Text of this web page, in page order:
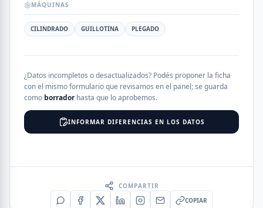
MÁQUINAS
CILINDRADO GUILLOTINA PLEGADO
¿Datos incompletos o desactualizados? Podés proponer la ficha
con el mismo formulario que revisamos en el panel; se guarda
como borradorhasta que lo aprobemos.
INFORMAR DIFERENCIAS EN LOS DATOS
COMPARTIR
COPIAR